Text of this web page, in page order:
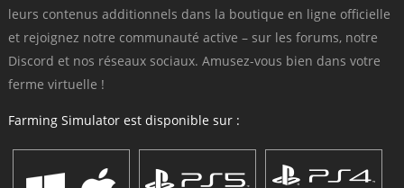
leurs contenus additionnels dans la boutique en ligne officielle
et rejoignez notre communauté active – sur les forums, notre
Discord et nos réseaux sociaux. Amusez-vous bien dans votre
ferme virtuelle !
Farming Simulator est disponible sur :